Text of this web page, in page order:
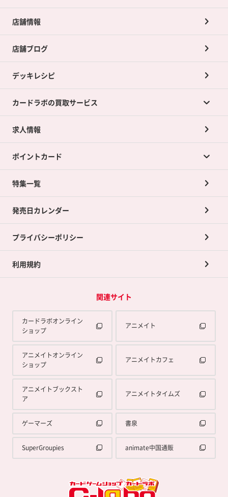
店舗情報
店舗ブログ
デッキレシピ
カードラボの買取サービス
カードラボの買取サービスTOP
店舗買取について
ネット買取について
買取承諾書について
求人情報
ポイントカード
ポイントカードTOP
ポイント交換景品
特集一覧
発売日カレンダー
プライバシーポリシー
利用規約
関連サイト
カードラボオンライン
ショップ
アニメイト
アニメイトオンライン
ショップ
アニメイトカフェ
アニメイトブックスト
ア
アニメイトタイムズ
ゲーマーズ 書泉
SuperGroupies animate中国通販